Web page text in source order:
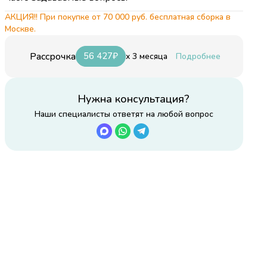
АКЦИЯ!! При покупке от 70 000 руб. бесплатная сборка в
Москве.
Рассрочка 56 427₽ x 3 месяца Подробнее
Нужна консультация?
Наши специалисты ответят на любой вопрос